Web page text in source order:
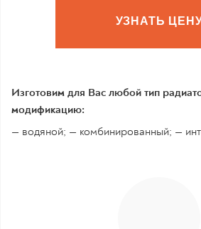
УЗНАТЬ
Изготовим для Вас любой тип
модификацию:
— водяной; — комбинированный; —